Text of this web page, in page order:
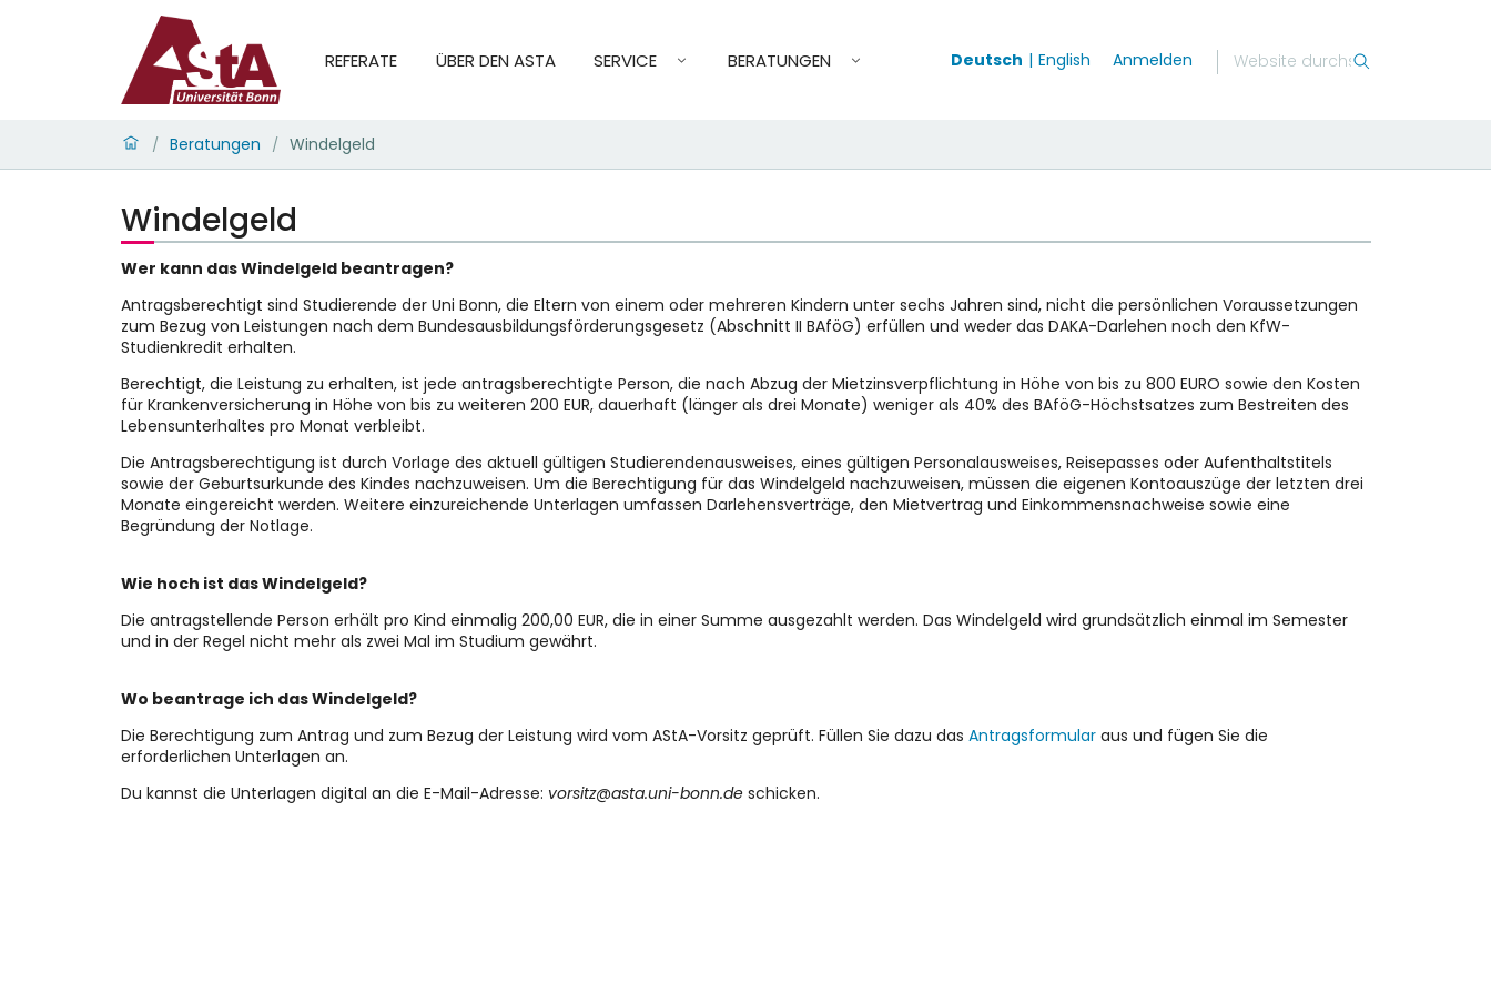
REFERATE ÜBER DEN ASTA SERVICE BERATUNGEN Deutsch English Anmelden
/ Beratungen / Windelgeld
Windelgeld
Wer kann das Windelgeld beantragen?
Antragsberechtigt sind Studierende der Uni Bonn, die Eltern von einem oder mehreren Kindern unter sechs Jahren sind, nicht die persönlichen Voraussetzungen
zum Bezug von Leistungen nach dem Bundesausbildungsförderungsgesetz (Abschnitt II BAföG) erfüllen und weder das DAKA-Darlehen noch den KfW-
Studienkredit erhalten.
Berechtigt, die Leistung zu erhalten, ist jede antragsberechtigte Person, die nach Abzug der Mietzinsverpflichtung in Höhe von bis zu 800 EURO sowie den Kosten
für Krankenversicherung in Höhe von bis zu weiteren 200 EUR, dauerhaft (länger als drei Monate) weniger als 40% des BAföG-Höchstsatzes zum Bestreiten des
Lebensunterhaltes pro Monat verbleibt.
Die Antragsberechtigung ist durch Vorlage des aktuell gültigen Studierendenausweises, eines gültigen Personalausweises, Reisepasses oder Aufenthaltstitels
sowie der Geburtsurkunde des Kindes nachzuweisen. Um die Berechtigung für das Windelgeld nachzuweisen, müssen die eigenen Kontoauszüge der letzten drei
Monate eingereicht werden. Weitere einzureichende Unterlagen umfassen Darlehensverträge, den Mietvertrag und Einkommensnachweise sowie eine
Begründung der Notlage.
Wie hoch ist das Windelgeld?
Die antragstellende Person erhält pro Kind einmalig 200,00 EUR, die in einer Summe ausgezahlt werden. Das Windelgeld wird grundsätzlich einmal im Semester
und in der Regel nicht mehr als zwei Mal im Studium gewährt.
Wo beantrage ich das Windelgeld?
Die Berechtigung zum Antrag und zum Bezug der Leistung wird vom AStA-Vorsitz geprüft. Füllen Sie dazu das Antragsformularaus und fügen Sie die
erforderlichen Unterlagen an.
Du kannst die Unterlagen digital an die E-Mail-Adresse: vorsitz@asta.uni-bonn.deschicken.